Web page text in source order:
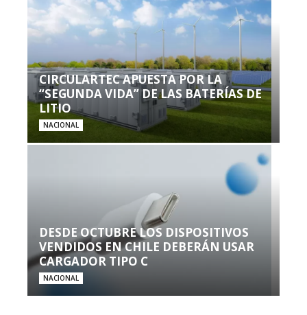
CIRCULARTEC APUESTA POR LA
“SEGUNDA VIDA” DE LAS BATERÍAS DE
LITIO
NACIONAL
DESDE OCTUBRE LOS DISPOSITIVOS
VENDIDOS EN CHILE DEBERÁN USAR
CARGADOR TIPO C
NACIONAL